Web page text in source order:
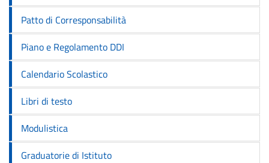
Patto di Corresponsabilità
Piano e Regolamento DDI
Calendario Scolastico
Libri di testo
Modulistica
Graduatorie di Istituto